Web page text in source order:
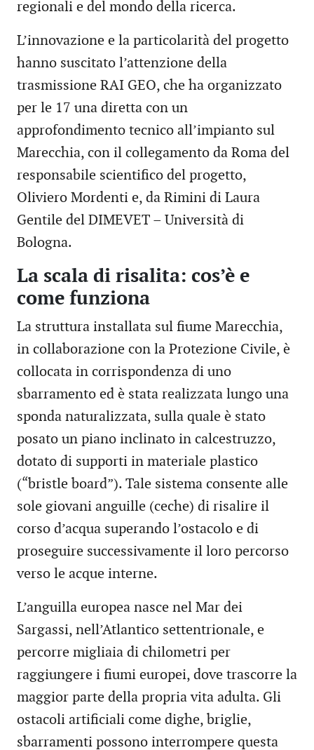
regionali e del mondo della ricerca.
L’innovazione e la particolarità del progetto
hanno suscitato l’attenzione della
trasmissione RAI GEO, che ha organizzato
per le 17 una diretta con un
approfondimento tecnico all’impianto sul
Marecchia, con il collegamento da Roma del
responsabile scientifico del progetto,
Oliviero Mordenti e, da Rimini di Laura
Gentile del DIMEVET – Università di
Bologna.
La scala di risalita: cos’è e
come funziona
La struttura installata sul fiume Marecchia,
in collaborazione con la Protezione Civile, è
collocata in corrispondenza di uno
sbarramento ed è stata realizzata lungo una
sponda naturalizzata, sulla quale è stato
posato un piano inclinato in calcestruzzo,
dotato di supporti in materiale plastico
(“bristle board”). Tale sistema consente alle
sole giovani anguille (ceche) di risalire il
corso d’acqua superando l’ostacolo e di
proseguire successivamente il loro percorso
verso le acque interne.
L’anguilla europea nasce nel Mar dei
Sargassi, nell’Atlantico settentrionale, e
percorre migliaia di chilometri per
raggiungere i fiumi europei, dove trascorre la
maggior parte della propria vita adulta. Gli
ostacoli artificiali come dighe, briglie,
sbarramenti possono interrompere questa